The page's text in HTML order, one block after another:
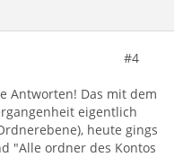
#4
Antworten! Das mit dem
eigentlich
heute gings
"Alle ordner des Kontos